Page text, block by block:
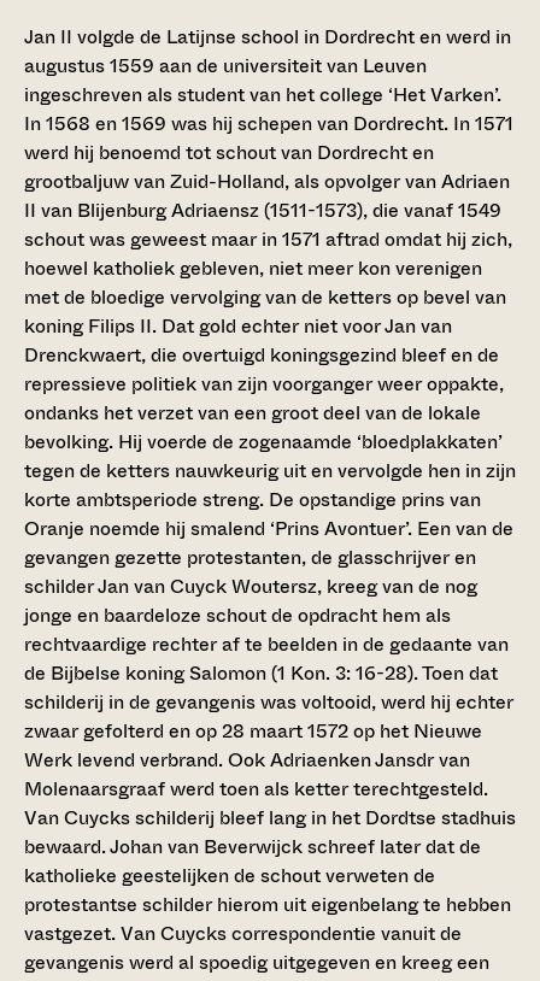
Jan II volgde de Latijnse school in Dordrecht en werd in
augustus 1559 aan de universiteit van Leuven
ingeschreven als student van het college ‘Het Varken’.
In 1568 en 1569 was hij schepen van Dordrecht. In 1571
werd hij benoemd tot schout van Dordrecht en
grootbaljuw van Zuid-Holland, als opvolger van Adriaen
II van Blijenburg Adriaensz (1511-1573), die vanaf 1549
schout was geweest maar in 1571 aftrad omdat hij zich,
hoewel katholiek gebleven, niet meer kon verenigen
met de bloedige vervolging van de ketters op bevel van
koning Filips II. Dat gold echter niet voor Jan van
Drenckwaert, die overtuigd koningsgezind bleef en de
repressieve politiek van zijn voorganger weer oppakte,
ondanks het verzet van een groot deel van de lokale
bevolking. Hij voerde de zogenaamde ‘bloedplakkaten’
tegen de ketters nauwkeurig uit en vervolgde hen in zijn
korte ambtsperiode streng. De opstandige prins van
Oranje noemde hij smalend ‘Prins Avontuer’. Een van de
gevangen gezette protestanten, de glasschrijver en
schilder Jan van Cuyck Woutersz, kreeg van de nog
jonge en baardeloze schout de opdracht hem als
rechtvaardige rechter af te beelden in de gedaante van
de Bijbelse koning Salomon (1 Kon. 3: 16-28). Toen dat
schilderij in de gevangenis was voltooid, werd hij echter
zwaar gefolterd en op 28 maart 1572 op het Nieuwe
Werk levend verbrand. Ook Adriaenken Jansdr van
Molenaarsgraaf werd toen als ketter terechtgesteld.
Van Cuycks schilderij bleef lang in het Dordtse stadhuis
bewaard. Johan van Beverwijck schreef later dat de
katholieke geestelijken de schout verweten de
protestantse schilder hierom uit eigenbelang te hebben
vastgezet. Van Cuycks correspondentie vanuit de
gevangenis werd al spoedig uitgegeven en kreeg een